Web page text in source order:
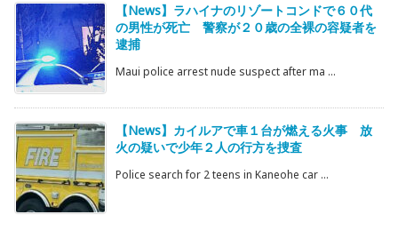
【News】ラハイナのリゾートコンドで６０代
の男性が死亡 警察が２０歳の全裸の容疑者を
逮捕
Maui police arrest nude suspect after ma ...
【News】カイルアで車１台が燃える火事 放
火の疑いで少年２人の行方を捜査
Police search for 2 teens in Kaneohe car ...